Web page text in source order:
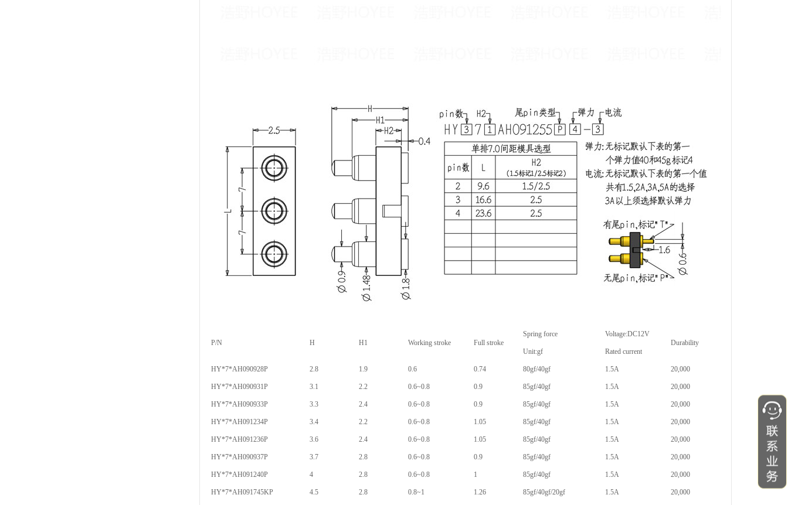
P/N H H1 Working stroke Full stroke
Spring force
Unit:gf
Voltage:DC12V
Rated current
Durability
HY*7*AH090928P 2.8 1.9 0.6 0.74 80gf/40gf 1.5A 20,000
HY*7*AH090931P 3.1 2.2 0.6~0.8 0.9 85gf/40gf 1.5A 20,000
HY*7*AH090933P 3.3 2.4 0.6~0.8 0.9 85gf/40gf 1.5A 20,000
HY*7*AH091234P 3.4 2.2 0.6~0.8 1.05 85gf/40gf 1.5A 20,000
HY*7*AH091236P 3.6 2.4 0.6~0.8 1.05 85gf/40gf 1.5A 20,000
HY*7*AH090937P 3.7 2.8 0.6~0.8 0.9 85gf/40gf 1.5A 20,000
HY*7*AH091240P 4 2.8 0.6~0.8 1 85gf/40gf 1.5A 20,000
HY*7*AH091745KP 4.5 2.8 0.8~1 1.26 85gf/40gf/20gf 1.5A 20,000